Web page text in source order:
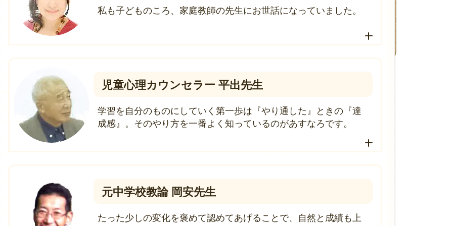
私も子どものころ、家庭教師の先生にお世話になっていました。
児童心理カウンセラー 平出先生
学習を自分のものにしていく第一歩は『やり通した』ときの『達
成感』。そのやり方を一番よく知っているのがあすなろです。
元中学校教論 岡安先生
たった少しの変化を褒めて認めてあげることで、自然と成績も上